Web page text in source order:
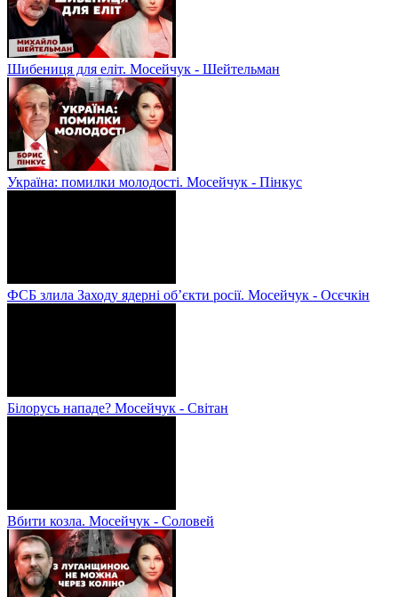
Шибениця для еліт. Мосейчук - Шейтельман
Україна: помилки молодості. Мосейчук - Пінкус
ФСБ злила Заходу ядерні об’єкти росії. Мосейчук - Осєчкін
Білорусь нападе? Мосейчук - Світан
Вбити козла. Мосейчук - Соловей